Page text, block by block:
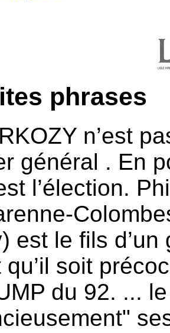
phrases
n’est
général . En
l’élection.
est le fils
soit
du 92. ...